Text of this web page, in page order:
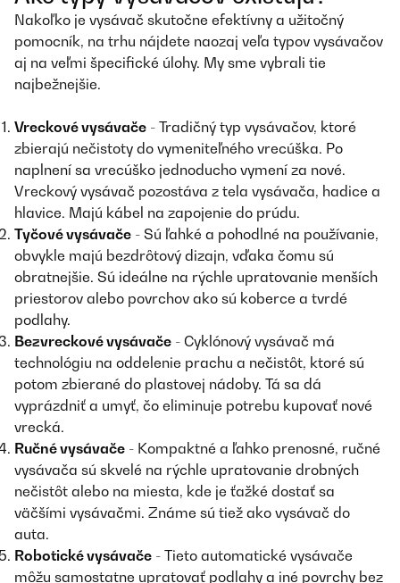
Nakoľko je vysávač skutočne efektívny a užitočný
pomocník, na trhu nájdete naozaj veľa typov vysávačov
aj na veľmi špecifické úlohy. My sme vybrali tie
najbežnejšie.
Vreckové vysávače - Tradičný typ vysávačov, ktoré
zbierajú nečistoty do vymeniteľného vrecúška. Po
naplnení sa vrecúško jednoducho vymení za nové.
Vreckový vysávač pozostáva z tela vysávača, hadice a
hlavice. Majú kábel na zapojenie do prúdu.
Tyčové vysávače - Sú ľahké a pohodlné na používanie,
obvykle majú bezdrôtový dizajn, vďaka čomu sú
obratnejšie. Sú ideálne na rýchle upratovanie menších
priestorov alebo povrchov ako sú koberce a tvrdé
podlahy.
Bezvreckové vysávače - Cyklónový vysávač má
technológiu na oddelenie prachu a nečistôt, ktoré sú
potom zbierané do plastovej nádoby. Tá sa dá
vyprázdniť a umyť, čo eliminuje potrebu kupovať nové
vrecká.
Ručné vysávače - Kompaktné a ľahko prenosné, ručné
vysávača sú skvelé na rýchle upratovanie drobných
nečistôt alebo na miesta, kde je ťažké dostať sa
väčšími vysávačmi. Známe sú tiež ako vysávač do
auta.
Robotické vysávače - Tieto automatické vysávače
môžu samostatne upratovať podlahy a iné povrchy bez